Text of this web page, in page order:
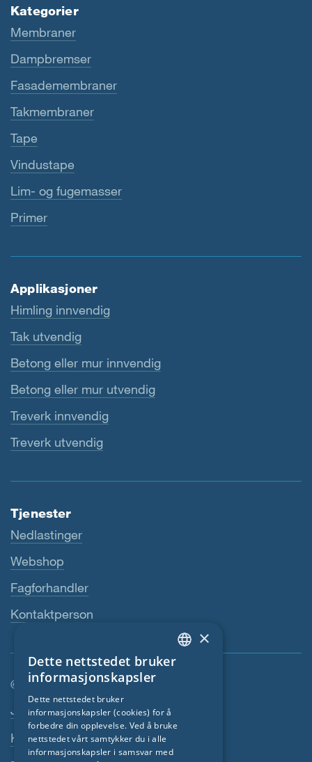
Kategorier
Membraner
Dampbremser
Fasademembraner
Takmembraner
Tape
Vindustape
Lim- og fugemasser
Primer
Applikasjoner
Himling innvendig
Tak utvendig
Betong eller mur innvendig
Betong eller mur utvendig
Treverk innvendig
Treverk utvendig
Tjenester
Nedlastinger
Webshop
Fagforhandler
Kontaktperson
© SIGA 2026
Footer navigasjon
Jobber
Kontakt
ENGLISH
FRENCH
×
Dette nettstedet bruker
informasjonskapsler
Dette nettstedet bruker
informasjonskapsler (cookies) for å
forbedre din opplevelse. Ved å bruke
nettstedet vårt samtykker du i alle
informasjonskapsler i samsvar med